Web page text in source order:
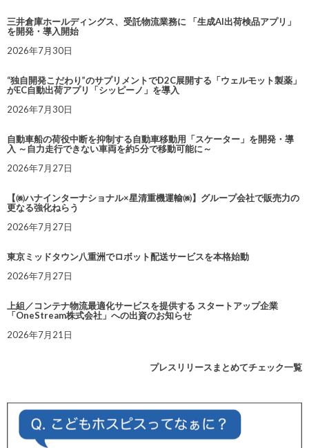
三井倉庫ホールディングス、受託物流業務に 「生成AI出荷検品アプリ」
を開発・導入開始
2026年7月30日
“独自開発こだわり”のサプリメントでD2C展開する「ウェルモット製薬」
がEC自動出荷アプリ「シッピーノ」を導入
2026年7月30日
自動車船の荷役中断を抑制する自動車移動用「スケーター」を開発・導
入 ～自力走行できない車両を約5分で移動可能に～
2026年7月27日
【㈱ハナインターナショナル×星清重機運輸㈱】グループ会社で販売力の
更なる強化ねらう
2026年7月27日
東京ミッドタウン八重洲でロボット配送サービスを本格始動
2026年7月27日
上組／コンテナ物流最適化サービスを提供する スタートアップ企業
「OneStream株式会社」への出資のお知らせ
2026年7月21日
プレスリリースまとめてチェック一覧